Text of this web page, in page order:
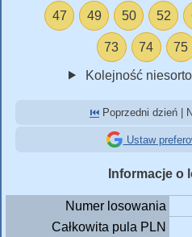
47 49 50 52
73 74 75
Kolejność
⏮️ Poprzedni dzień |
Ustaw
Informacje o
Numer losowania
Całkowita pula PLN